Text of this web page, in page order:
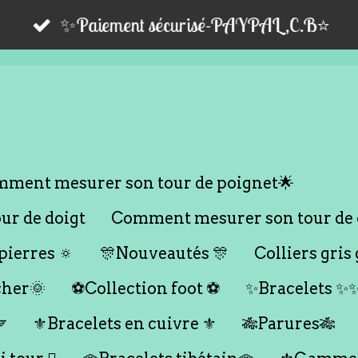
✨Paiement sécurisé-PAYPAL,C.B⭐️
mesurer son tour de poignet🌟
de doigt
Comment mesurer son tour
🔅
🎊Nouveautés 🎊
Colliers gris
⚽️Collection foot ⚽️
✨Bracelets
⚜️Bracelets en cuivre ⚜️
🎋Parures🎋